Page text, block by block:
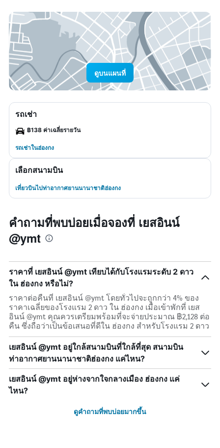
ดูบนแผนที่
รถเช่า
฿138 ค่าเฉลี่ยรายวัน
รถเช่าในฮ่องกง
เลือกสนามบิน
เที่ยวบินไปท่าอากาศยานนานาชาติฮ่องกง
คำถามที่พบบ่อยเมื่อจองที่ เยสอินน์
@ymt
ราคาที่ เยสอินน์ @ymt เทียบได้กับโรงแรมระดับ 2 ดาว
ใน ฮ่องกง หรือไม่?
ราคาต่อคืนที่ เยสอินน์ @ymt โดยทั่วไปจะถูกกว่า 4% ของ
ราคาเฉลี่ยของโรงแรม 2 ดาว ใน ฮ่องกง เมื่อเข้าพักที่ เยส
อินน์ @ymt คุณควรเตรียมพร้อมที่จะจ่ายประมาณ ฿2,128 ต่อ
คืน ซึ่งถือว่าเป็นข้อเสนอที่ดีใน ฮ่องกง สำหรับโรงแรม 2 ดาว
เยสอินน์ @ymt อยู่ใกล้สนามบินที่ใกล้ที่สุด สนามบิน
ท่าอากาศยานนานาชาติฮ่องกง แค่ไหน?
เยสอินน์ @ymt อยู่ห่างจากใจกลางเมือง ฮ่องกง แค่
ไหน?
ดูคำถามที่พบบ่อยมากขึ้น